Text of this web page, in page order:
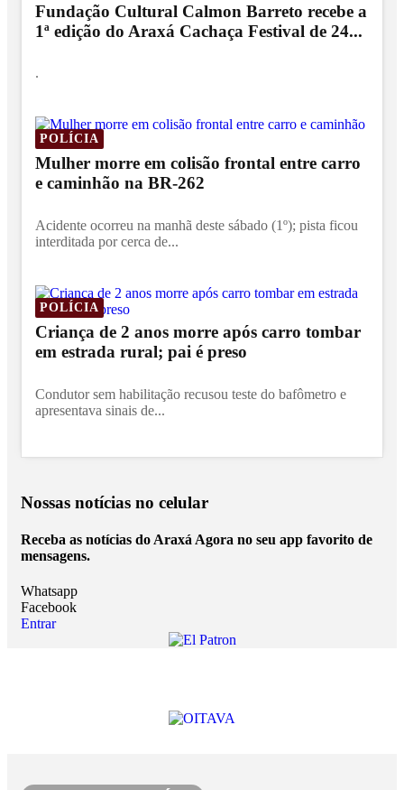
Fundação Cultural Calmon Barreto recebe a
1ª edição do Araxá Cachaça Festival de 24...
.
POLÍCIA
Mulher morre em colisão frontal entre carro
e caminhão na BR-262
Acidente ocorreu na manhã deste sábado (1º); pista ficou
interditada por cerca de...
POLÍCIA
Criança de 2 anos morre após carro tombar
em estrada rural; pai é preso
Condutor sem habilitação recusou teste do bafômetro e
apresentava sinais de...
Nossas notícias no celular
Receba as notícias do Araxá Agora no seu app favorito de
mensagens.
Whatsapp
Facebook
Entrar